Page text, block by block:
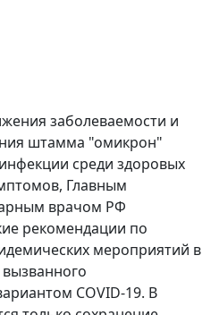
заболеваемости и
штамма "омикрон"
среди здоровых
Главным
врачом РФ
рекомендации по
мероприятий в
COVID-19. В